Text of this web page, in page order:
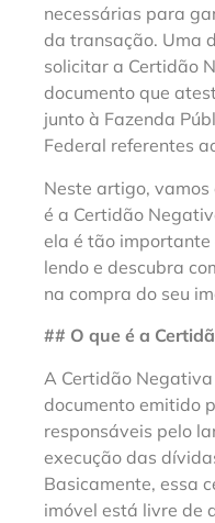
necessárias para
da transação. Uma
solicitar a Certidão
documento que
junto à Fazenda
Federal referentes
Neste artigo,
é a Certidão
ela é tão importante
lendo e descubra
na compra do seu
## O que é a
A Certidão
documento emitido
responsáveis pelo
execução das
Basicamente, essa
imóvel está livre de